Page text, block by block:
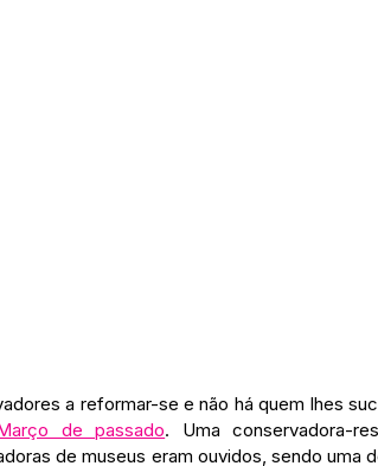
de passado. Uma conservadora-
de museus eram ouvidos, sendo uma